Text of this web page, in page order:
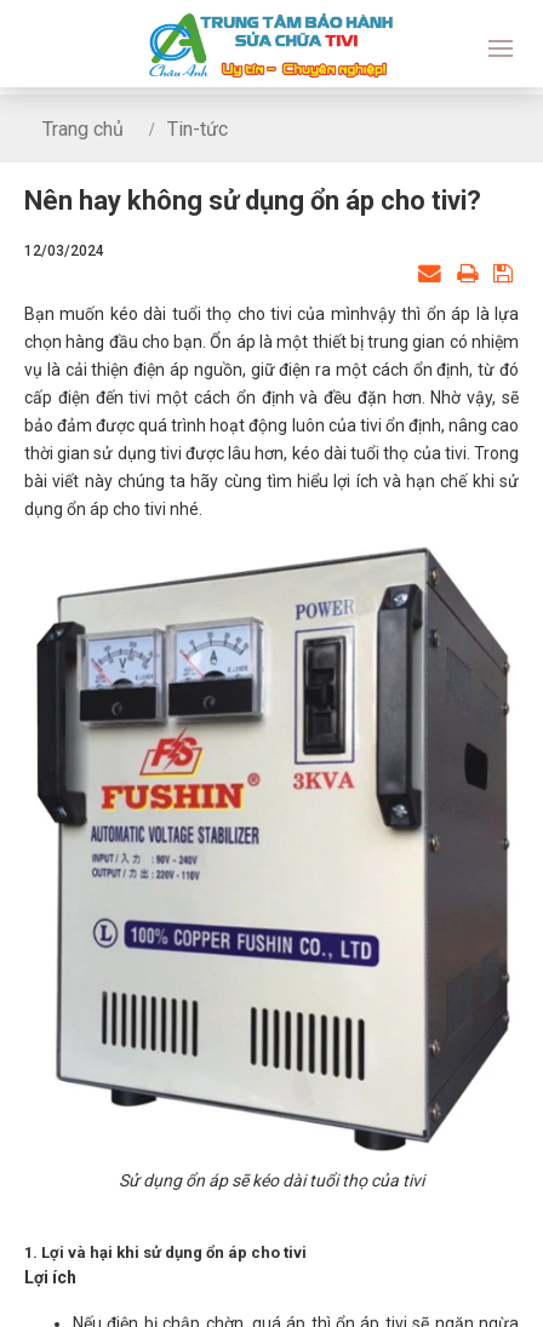
Trang chủ
Tin-tức
Nên hay không sử dụng ổn áp cho tivi?
12/03/2024
Bạn muốn kéo dài tuổi thọ cho tivi của mìnhvậy thì ổn áp là lựa
chọn hàng đầu cho bạn. Ổn áp là một thiết bị trung gian có nhiệm
vụ là cải thiện điện áp nguồn, giữ điện ra một cách ổn định, từ đó
cấp điện đến tivi một cách ổn định và đều đặn hơn. Nhờ vậy, sẽ
bảo đảm được quá trình hoạt động luôn của tivi ổn định, nâng cao
thời gian sử dụng tivi được lâu hơn, kéo dài tuổi thọ của tivi. Trong
bài viết này chúng ta hãy cùng tìm hiểu lợi ích và hạn chế khi sử
dụng ổn áp cho tivi nhé.
Sử dụng ổn áp sẽ kéo dài tuổi thọ của tivi
1. Lợi và hại khi sử dụng ổn áp cho tivi
Lợi ích